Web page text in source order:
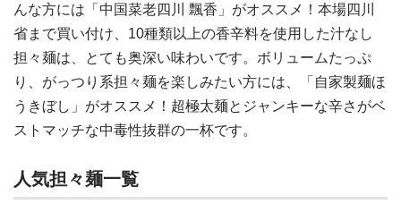
んな方には「中国菜老四川 飄香」がオススメ！本場四川
省まで買い付け、10種類以上の香辛料を使用した汁なし
担々麺は、とても奥深い味わいです。ボリュームたっぷ
り、がっつり系担々麺を楽しみたい方には、「自家製麺ほ
うきぼし」がオススメ！超極太麺とジャンキーな辛さがベ
ストマッチな中毒性抜群の一杯です。
人気担々麺一覧